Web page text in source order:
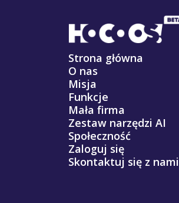
Strona główna
O nas
Misja
Funkcje
Mała firma
Zestaw narzędzi AI
Społeczność
Zaloguj się
Skontaktuj się z nami